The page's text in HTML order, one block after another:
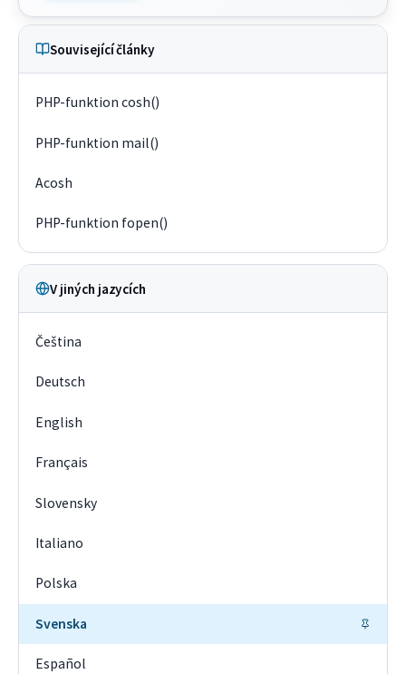
Související články
PHP-funktion cosh()
PHP-funktion mail()
Acosh
PHP-funktion fopen()
V jiných jazycích
Čeština
Deutsch
English
Français
Slovensky
Italiano
Polska
Svenska
Español